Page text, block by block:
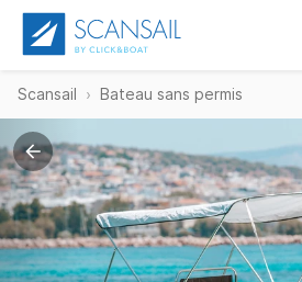
Scansail Bateau sans permis